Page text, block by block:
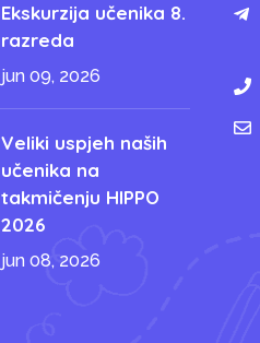
Ekskurzija učenika 8.
razreda
jun 09, 2026
Veliki uspjeh naših
učenika na
takmičenju HIPPO
2026
jun 08, 2026